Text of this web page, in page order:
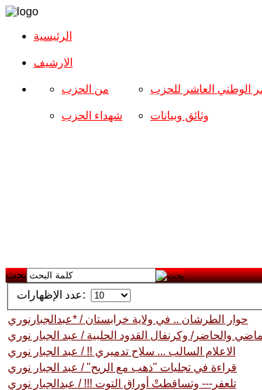
الرئيسية
الارشیف
من الحزب
شهداء الحزب
الوطني العاشر للحزب
وثائق وبيانات
بحث
عدد الإظهارات:
حوار الطرشان .. في ولاية خرابستان / *عبدالجبارنوري
والحاضر/ وكرنفال القدود الحلبية / عبد الجبار نوري
الاعلام السالب ... سلاح تدميري !! / عبد الجبار نوري
قراءة في تجليات "ذهب مع الريح" / عبد الجبار نوري
تلعفر--- وتساقطتْ أوراق التوت !!! / عبدالجبار نوري